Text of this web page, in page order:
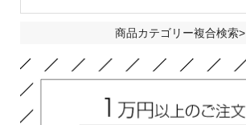
商品カテゴリー複合検索>